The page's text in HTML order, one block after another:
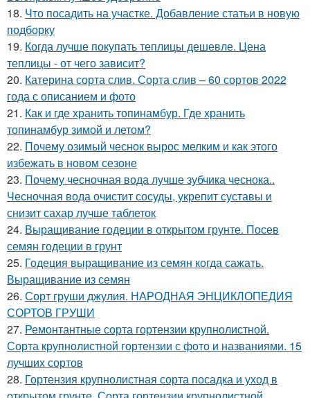
18. Что посадить на участке. Добавление статьи в новую
подборку
19. Когда лучше покупать теплицы дешевле. Цена
теплицы - от чего зависит?
20. Катерина сорта слив. Сорта слив – 60 сортов 2022
года с описанием и фото
21. Как и где хранить топинамбур. Где хранить
топинамбур зимой и летом?
22. Почему озимый чеснок вырос мелким и как этого
избежать в новом сезоне
23. Почему чесночная вода лучше зубчика чеснока..
Чесночная вода очистит сосуды, укрепит суставы и
снизит сахар лучше таблеток
24. Выращивание годеции в открытом грунте. Посев
семян годеции в грунт
25. Годеция выращивание из семян когда сажать.
Выращивание из семян
26. Сорт груши джулия. НАРОДНАЯ ЭНЦИКЛОПЕДИЯ
СОРТОВ ГРУШИ
27. Ремонтантные сорта гортензии крупнолистной.
Сорта крупнолистной гортензии с фото и названиями. 15
лучших сортов
28. Гортензия крупнолистная сорта посадка и уход в